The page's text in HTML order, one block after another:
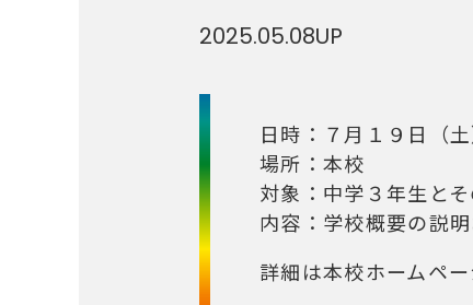
2025.05.08UP
日時：７月１９日（土
場所：本校
対象：中学３年生と
内容：学校概要の説
詳細は本校ホームペ